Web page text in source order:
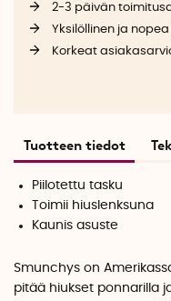
2-3 päivän
Yksilöllinen ja
Korkeat
Tuotteen tiedot
Piilotettu tasku
Toimii hiuslenksuna
Kaunis asuste
Smunchys on
pitää hiukset ponnarilla